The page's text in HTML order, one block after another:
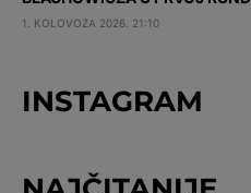
1. KOLOVOZA 2026. 21:10
INSTAGRAM